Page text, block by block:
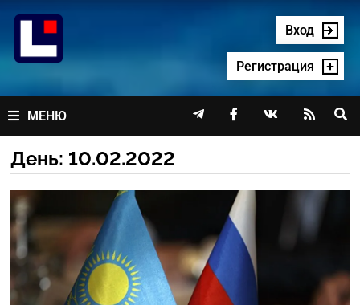
содержимому
Вход
Регистрация
МЕНЮ    
День: 10.02.2022